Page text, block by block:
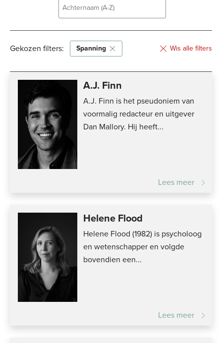
Achternaam (A-Z)
Achternaam (A-Z)
Achternaam (Z-A)
Voornaam (Z-A)
Gekozen filters: Spanning Wis alle filters
A.J. Finn
A.J. Finn is het pseudoniem van
voormalig redacteur en uitgever
Dan Mallory. Hij heeft...
Lees meer
Helene Flood
Helene Flood (1982) is psycholoog
en wetenschapper en volgde
bovendien een...
Lees meer